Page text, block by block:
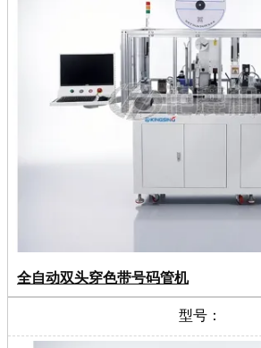
全自动双头穿色带号码管机
型号：